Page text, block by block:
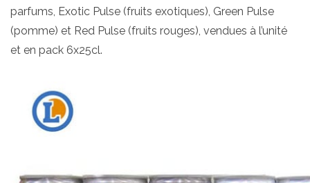
parfums, Exotic Pulse (fruits exotiques), Green Pulse
(pomme) et Red Pulse (fruits rouges), vendues à l’unité
et en pack 6x25cl.